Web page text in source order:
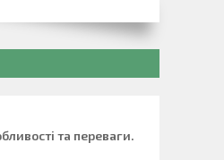
та переваги.